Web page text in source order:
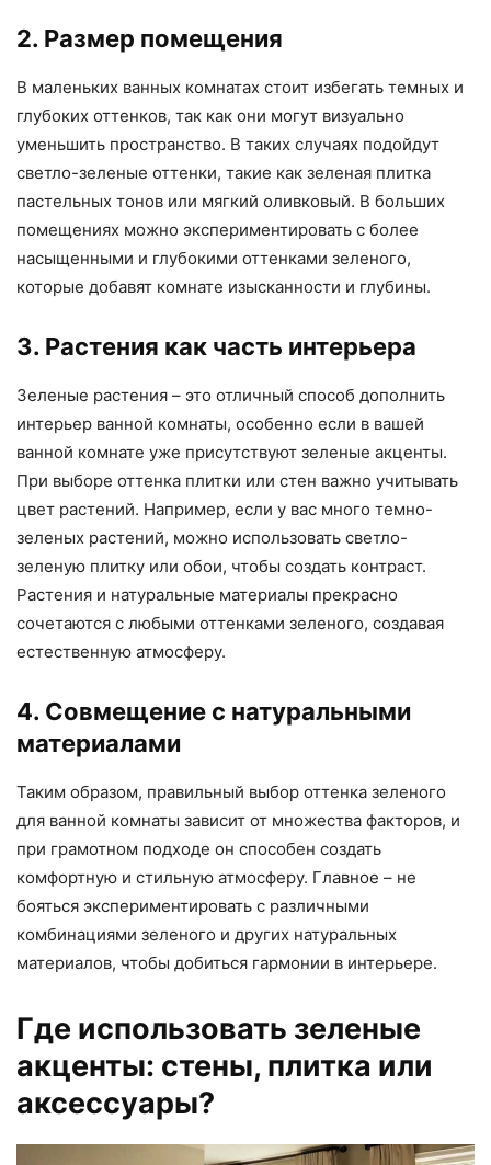
2. Размер помещения
В маленьких ванных комнатах стоит избегать темных и
глубоких оттенков, так как они могут визуально
уменьшить пространство. В таких случаях подойдут
светло-зеленые оттенки, такие как зеленая плитка
пастельных тонов или мягкий оливковый. В больших
помещениях можно экспериментировать с более
насыщенными и глубокими оттенками зеленого,
которые добавят комнате изысканности и глубины.
3. Растения как часть интерьера
Зеленые растения – это отличный способ дополнить
интерьер ванной комнаты, особенно если в вашей
ванной комнате уже присутствуют зеленые акценты.
При выборе оттенка плитки или стен важно учитывать
цвет растений. Например, если у вас много темно-
зеленых растений, можно использовать светло-
зеленую плитку или обои, чтобы создать контраст.
Растения и натуральные материалы прекрасно
сочетаются с любыми оттенками зеленого, создавая
естественную атмосферу.
4. Совмещение с натуральными
материалами
Таким образом, правильный выбор оттенка зеленого
для ванной комнаты зависит от множества факторов, и
при грамотном подходе он способен создать
комфортную и стильную атмосферу. Главное – не
бояться экспериментировать с различными
комбинациями зеленого и других натуральных
материалов, чтобы добиться гармонии в интерьере.
Где использовать зеленые
акценты: стены, плитка или
аксессуары?